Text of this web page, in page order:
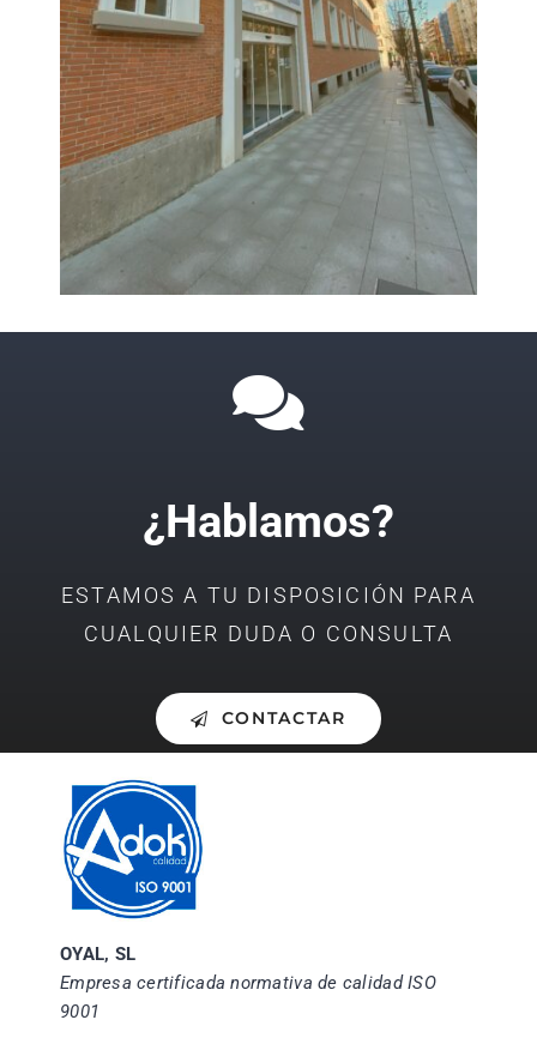
¿Hablamos?
ESTAMOS A TU DISPOSICIÓN PARA
CUALQUIER DUDA O CONSULTA
CONTACTAR
OYAL, SL
Empresa certificada normativa de calidad ISO
9001